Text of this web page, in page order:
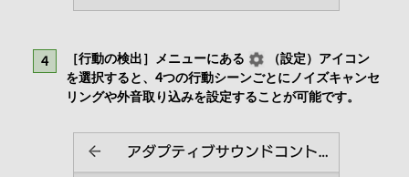
［行動の検出］メニューにある
（設定）アイコン
を選択すると、4つの行動シーンごとにノイズキャンセ
リングや外音取り込みを設定することが可能です。